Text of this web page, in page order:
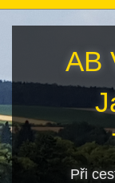
AB
Při